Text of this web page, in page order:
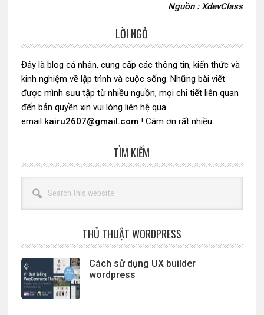
Nguồn : XdevClass
chính
LỜI NGỎ
Đây là blog cá nhân, cung cấp các thông tin, kiến thức và
kinh nghiệm về lập trình và cuộc sống. Những bài viết
được mình sưu tập từ nhiều nguồn, mọi chi tiết liên quan
đến bản quyền xin vui lòng liên hệ qua
email kairu2607@gmail.com ! Cám ơn rất nhiều.
TÌM KIẾM
this
website
THỦ THUẬT WORDPRESS
Cách sử dụng UX builder
wordpress